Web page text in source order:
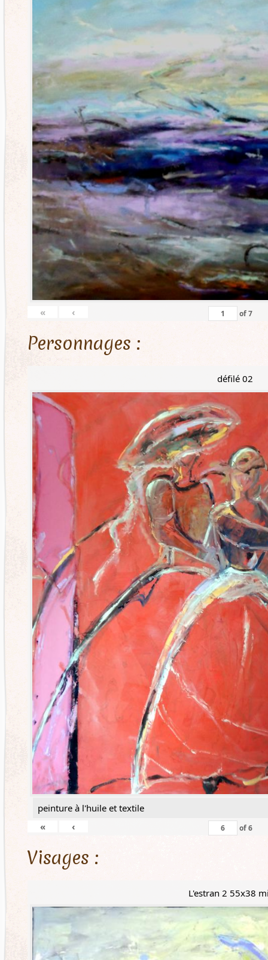
« ‹ of7
Personnages :
défilé 02
peinture à l'huile et textile
«
‹ of6
Visages :
L'estran 2 55x38